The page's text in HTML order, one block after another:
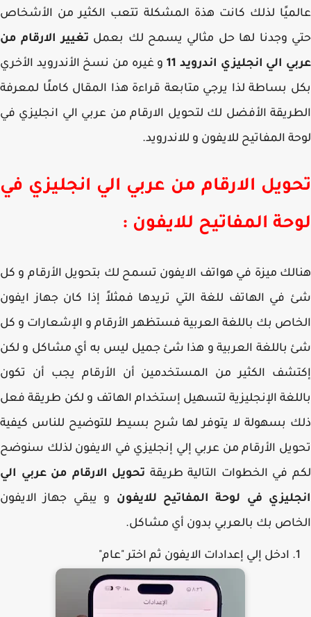
لذلك كانت هذة المشكلة تتعب الكثير من الأشخاص
وجدنا لها حل مثالي يسمح لك بعملتغيير الارقام من
الي انجليزي اندرويد 11
و غيره من نسخ الأندرويد الأخري
بساطة لذا يرجي متابعة قراءة هذا المقال كاملًا لمعرفة
الأفضل لك لتحويل الارقام من عربي الي انجليزي في
المفاتيح للايفون و للاندرويد.
الارقام من عربي الي انجليزي في
المفاتيح للايفون :
ميزة في هواتف الايفون تسمح لك بتحويل الأرقام و كل
في الهاتف للغة التي تريدها فمثلاً إذا كان جهاز ايفون
بك باللغة العربية فستظهر الأرقام و الإشعارات و كل
باللغة العربية و هذا شئ جميل ليس به أي مشاكل و لكن
الكثير من المستخدمين أن الأرقام يجب أن تكون
الإنجليزية لتسهيل إستخدام الهاتف و لكن طريقة فعل
بسهولة لا يتوفر لها شرح بسيط للتوضيح للناس كيفية
الأرقام من عربي إلي إنجليزي في الايفون لذلك سنوضح
في الخطوات التالية طريقةتحويل الارقام من عربي الي
في لوحة المفاتيح للايفونو يبقي جهاز الايفون
بك بالعربي بدون أي مشاكل.
ادخل إلي إعدادات الايفون ثم اختر "عام"